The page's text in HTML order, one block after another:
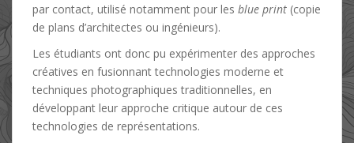
9 avril 2024 resologin
par contact, utilisé notamment pour les blue print (copie
de plans d’architectes ou ingénieurs).
Les étudiants ont donc pu expérimenter des approches
créatives en fusionnant technologies moderne et
techniques photographiques traditionnelles, en
développant leur approche critique autour de ces
technologies de représentations.